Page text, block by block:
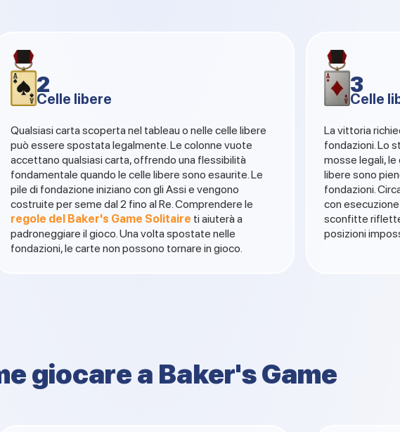
2
Celle libere
Qualsiasi carta scoperta nel tableau o nelle celle libere
può essere spostata legalmente. Le colonne vuote
accettano qualsiasi carta, offrendo una flessibilità
fondamentale quando le celle libere sono esaurite. Le
pile di fondazione iniziano con gli Assi e vengono
costruite per seme dal 2 fino al Re. Comprendere le
regole del Baker's Game Solitaire ti aiuterà a
padroneggiare il gioco. Una volta spostate nelle
fondazioni, le carte non possono tornare in gioco.
3
Celle
La vittoria
fondazioni. Lo
mosse legali,
libere sono
fondazioni.
con
sconfitte
posizioni
giocare a Baker's Game